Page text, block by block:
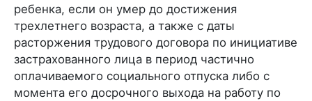
ребенка, если он умер до достижения
трехлетнего возраста, а также с даты
расторжения трудового договора по инициативе
застрахованного лица в период частично
оплачиваемого социального отпуска либо с
момента его досрочного выхода на работу по